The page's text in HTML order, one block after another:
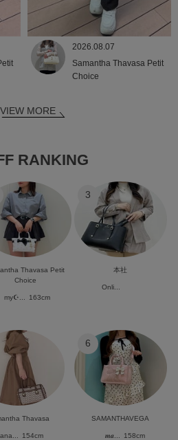
2026.08.07
Samantha Thavasa Petit
Choice
VIEW MORE
RANKING
Thavasa Petit
Choice
my☪︎... 163cm
3
本社
Onli...
Thavasa
154cm
6
SAMANTHAVEGA
𝒎𝒂... 158cm